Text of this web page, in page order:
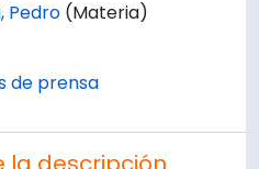
Pedro (Materia)
de prensa